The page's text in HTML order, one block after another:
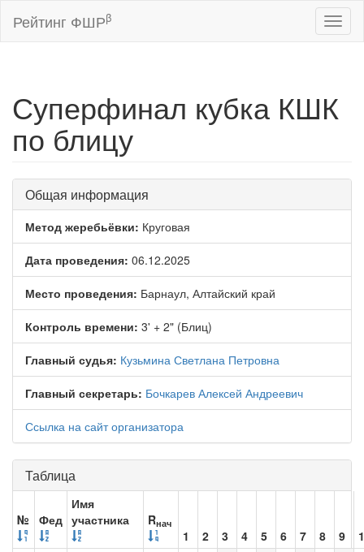
Рейтинг ФШРβ
Суперфинал кубка КШК
по блицу
Общая информация
Метод жеребьёвки: Круговая
Дата проведения: 06.12.2025
Место проведения: Барнаул, Алтайский край
Контроль времени: 3' + 2" (Блиц)
Главный судья: Кузьмина Светлана Петровна
Главный секретарь: Бочкарев Алексей Андреевич
Ссылка на сайт организатора
Таблица
№ Фед
Имя
участника
Rнач
1 2 3 4 5 6 7 8 9